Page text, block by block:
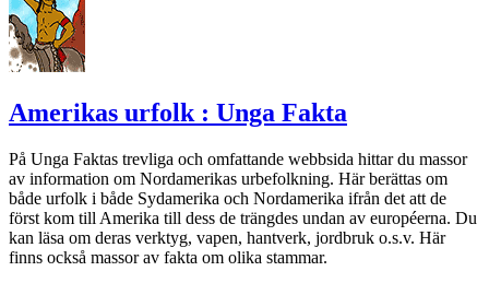
Amerikas urfolk : Unga Fakta
På Unga Faktas trevliga och omfattande webbsida hittar du massor
av information om Nordamerikas urbefolkning. Här berättas om
både urfolk i både Sydamerika och Nordamerika ifrån det att de
först kom till Amerika till dess de trängdes undan av européerna. Du
kan läsa om deras verktyg, vapen, hantverk, jordbruk o.s.v. Här
finns också massor av fakta om olika stammar.